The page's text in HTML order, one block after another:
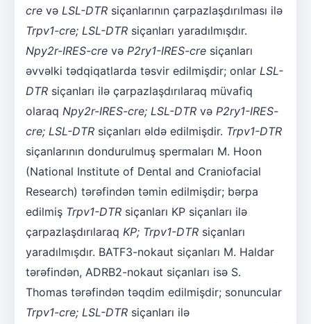
cre və LSL-DTR siçanlarının çarpazlaşdırılması ilə
Trpv1-cre; LSL-DTR siçanları yaradılmışdır.
Npy2r-IRES-cre və P2ry1-IRES-cre siçanları
əvvəlki tədqiqatlarda təsvir edilmişdir; onlar LSL-
DTR siçanları ilə çarpazlaşdırılaraq müvafiq
olaraq Npy2r-IRES-cre; LSL-DTR və P2ry1-IRES-
cre; LSL-DTR siçanları əldə edilmişdir. Trpv1-DTR
siçanlarının dondurulmuş spermaları M. Hoon
(National Institute of Dental and Craniofacial
Research) tərəfindən təmin edilmişdir; bərpa
edilmiş Trpv1-DTR siçanları KP siçanları ilə
çarpazlaşdırılaraq KP; Trpv1-DTR siçanları
yaradılmışdır. BATF3-nokaut siçanları M. Haldar
tərəfindən, ADRB2-nokaut siçanları isə S.
Thomas tərəfindən təqdim edilmişdir; sonuncular
Trpv1-cre; LSL-DTR siçanları ilə